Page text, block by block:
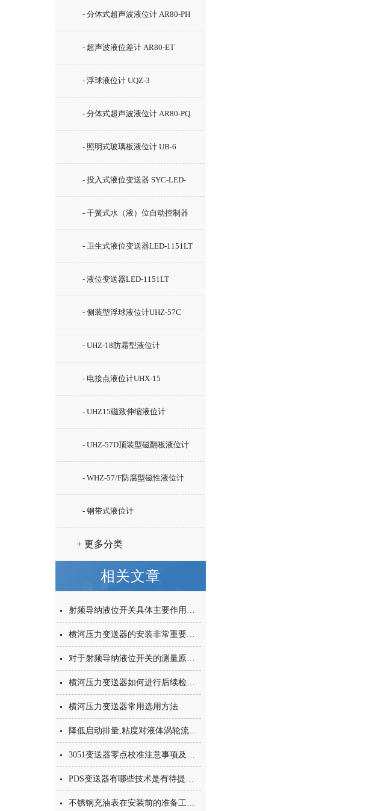
- 分体式超声波液位计 AR80-PH
- 超声波液位差计 AR80-ET
- 浮球液位计 UQZ-3
- 分体式超声波液位计 AR80-PQ
- 照明式玻璃板液位计 UB-6
- 投入式液位变送器 SYC-LED-
2000
- 干簧式水（液）位自动控制器
GSK-2C
- 卫生式液位变送器LED-1151LT
- 液位变送器LED-1151LT
- 侧装型浮球液位计UHZ-57C
- UHZ-18防霜型液位计
- 电接点液位计UHX-15
- UHZ15磁致伸缩液位计
- UHZ-57D顶装型磁翻板液位计
- WHZ-57/F防腐型磁性液位计
- 钢带式液位计
+ 更多分类
相关文章
射频导纳液位开关具体主要作用可分为以下几类
横河压力变送器的安装非常重要，这几点一定要注意
对于射频导纳液位开关的测量原理，您了解多少？
横河压力变送器如何进行后续检定？
横河压力变送器常用选用方法
降低启动排量,粘度对液体涡轮流量计的5大影响
3051变送器零点校准注意事项及技巧分享
PDS变送器有哪些技术是有待提高的，你知道吗？
不锈钢充油表在安装前的准备工作如下